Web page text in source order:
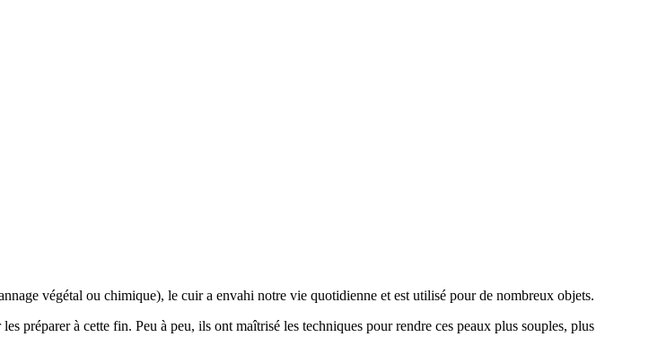
végétal ou chimique), le cuir a envahi notre vie quotidienne et est utilisé pour de nombreux objets.
préparer à cette fin. Peu à peu, ils ont maîtrisé les techniques pour rendre ces peaux plus souples, plus